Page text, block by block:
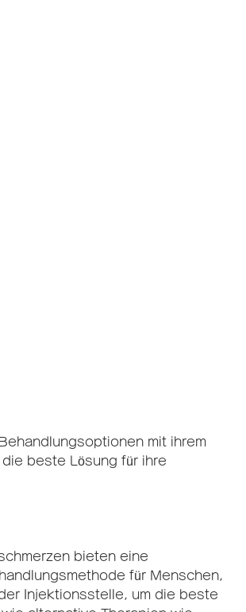
beste Lösung für ihre
bieten eine
für Menschen,
Injektionsstelle, um die beste